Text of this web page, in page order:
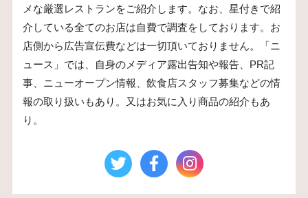
メな厳選レストランをご紹介します。なお、星付きで紹
介している全てのお店は自費で調査をしております。お
店側から広告宣伝費などは一切頂いておりません。「ニ
ュース」では、自身のメディア露出告知や報告、PR記
事、ニューオープン情報、飲食店スタッフ募集などの情
報の取り扱いもあり。又はお気に入り商品の紹介もあ
り。